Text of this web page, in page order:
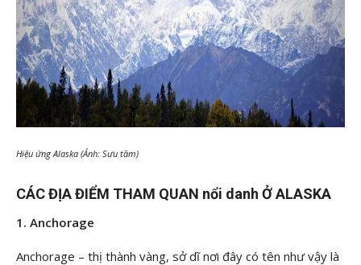
Hiệu ứng Alaska (Ảnh: Sưu tầm)
CÁC ĐỊA ĐIỂM THAM QUAN nổi danh Ở ALASKA
1. Anchorage
Anchorage – thị thành vàng, sở dĩ nơi đây có tên như vậy là